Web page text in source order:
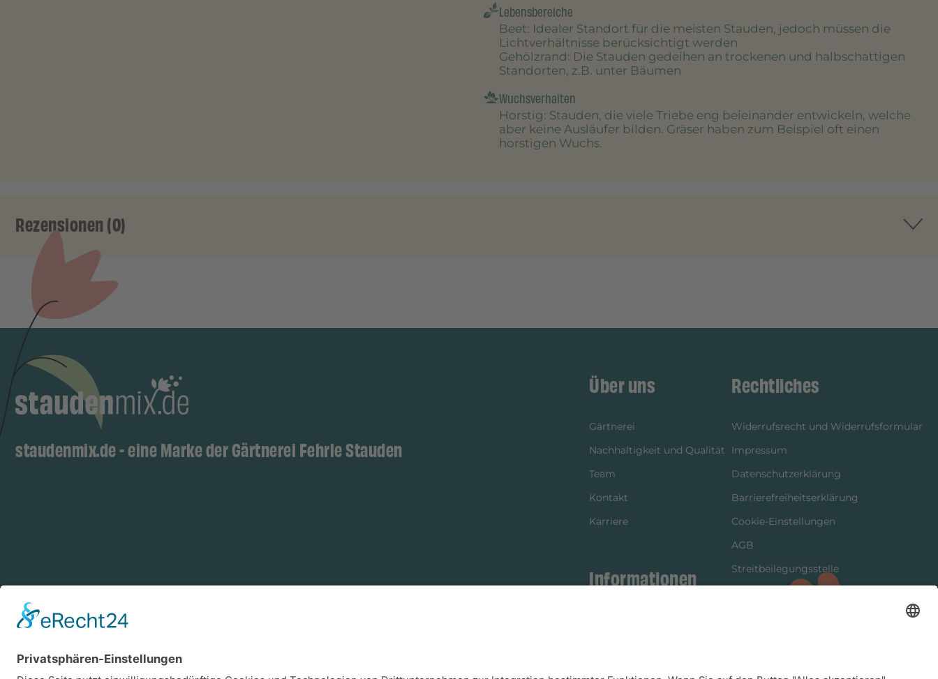
Lebensbereiche
Beet: Idealer Standort für die meisten Stauden, jedoch müssen die
Lichtverhältnisse berücksichtigt werden
Gehölzrand: Die Stauden gedeihen an trockenen und halbschattigen
Standorten, z.B. unter Bäumen
Wuchsverhalten
Horstig: Stauden, die viele Triebe eng beieinander entwickeln, welche
aber keine Ausläufer bilden. Gräser haben zum Beispiel oft einen
horstigen Wuchs.
Rezensionen (0)
staudenmix.de - eine Marke der Gärtnerei Fehrle Stauden
Zahlungsarten
Vorkasse Rechnung
Über uns
Gärtnerei
Nachhaltigkeit und Qualität
Team
Kontakt
Karriere
Informationen
Rechtliches
Widerrufsrecht und Widerrufsformular
Impressum
Datenschutzerklärung
Barrierefreiheitserklärung
Cookie-Einstellungen
AGB
Streitbeilegungsstelle